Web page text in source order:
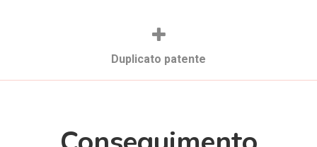
Duplicato patente